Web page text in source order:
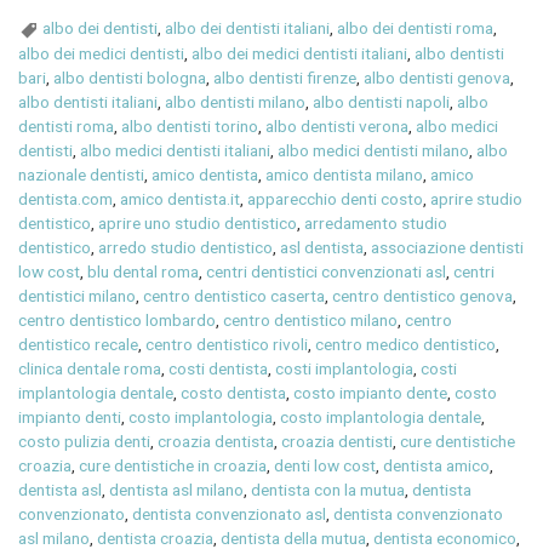
albo dei dentisti albo dei dentisti italiani albo dei dentisti roma
albo dei medici dentisti albo dei medici dentisti italiani albo dentisti
bari albo dentisti bologna albo dentisti firenze albo dentisti genova
albo dentisti italiani albo dentisti milano albo dentisti napoli albo
dentisti roma albo dentisti torino albo dentisti verona albo medici
dentisti albo medici dentisti italiani albo medici dentisti milano albo
nazionale dentisti amico dentista amico dentista milano amico
dentista.com amico dentista.it apparecchio denti costo aprire studio
dentistico aprire uno studio dentistico arredamento studio
dentistico arredo studio dentistico asl dentista associazione dentisti
low cost ,blu dental roma ,centri dentistici convenzionati asl ,centri
dentistici milano ,centro dentistico caserta ,centro dentistico genova
centro dentistico lombardo ,centro dentistico milano ,centro
dentistico recale ,centro dentistico rivoli ,centro medico dentistico
clinica dentale roma ,costi dentista ,costi implantologia ,costi
implantologia dentale ,costo dentista ,costo impianto dente ,costo
impianto denti ,costo implantologia ,costo implantologia dentale
costo pulizia denti ,croazia dentista ,croazia dentisti ,cure dentistiche
croazia ,cure dentistiche in croazia ,denti low cost ,dentista amico
dentista asl ,dentista asl milano ,dentista con la mutua ,dentista
convenzionato ,dentista convenzionato asl ,dentista convenzionato
asl milano ,dentista croazia ,dentista della mutua ,dentista economico